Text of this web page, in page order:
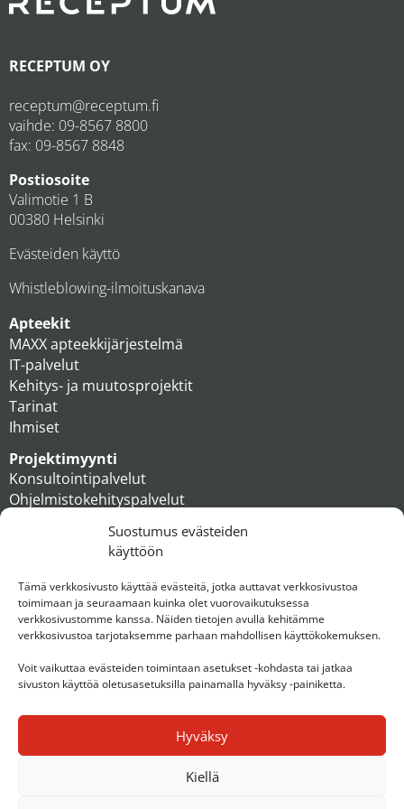
Suostumus evästeiden
käyttöön
Tämä verkkosivusto käyttää evästeitä, jotka auttavat verkkosivustoa
toimimaan ja seuraamaan kuinka olet vuorovaikutuksessa
verkkosivustomme kanssa. Näiden tietojen avulla kehitämme
verkkosivustoa tarjotaksemme parhaan mahdollisen käyttökokemuksen.
Voit vaikuttaa evästeiden toimintaan asetukset -kohdasta tai jatkaa
sivuston käyttöä oletusasetuksilla painamalla hyväksy -painiketta.
Hyväksy
Kiellä
RECEPTUM OY
receptum@receptum.fi
vaihde: 09-8567 8800
fax: 09-8567 8848
Postiosoite
Valimotie 1 B
00380 Helsinki
Evästeiden käyttö
Whistleblowing-ilmoituskanava
Apteekit
MAXX apteekkijärjestelmä
IT-palvelut
Kehitys- ja muutosprojektit
Tarinat
Ihmiset
Projektimyynti
Konsultointipalvelut
Ohjelmistokehityspalvelut
Ihmiset
Konserni
Ota yhteyttä